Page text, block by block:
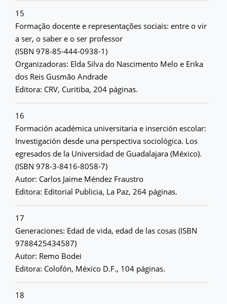
15
Formação docente e representações sociais: entre o vir
a ser, o saber e o ser professor
(ISBN 978-85-444-0938-1)
Organizadoras: Elda Silva do Nascimento Melo e Erika
dos Reis Gusmão Andrade
Editora: CRV, Curitiba, 204 páginas.
16
Formación académica universitaria e inserción escolar:
Investigación desde una perspectiva sociológica. Los
egresados de la Universidad de Guadalajara (México).
(ISBN 978-3-8416-8058-7)
Autor: Carlos Jaime Méndez Fraustro
Editora: Editorial Publicia, La Paz, 264 páginas.
17
Generaciones: Edad de vida, edad de las cosas (ISBN
9788425434587)
Autor: Remo Bodei
Editora: Colofón, México D.F., 104 páginas.
18